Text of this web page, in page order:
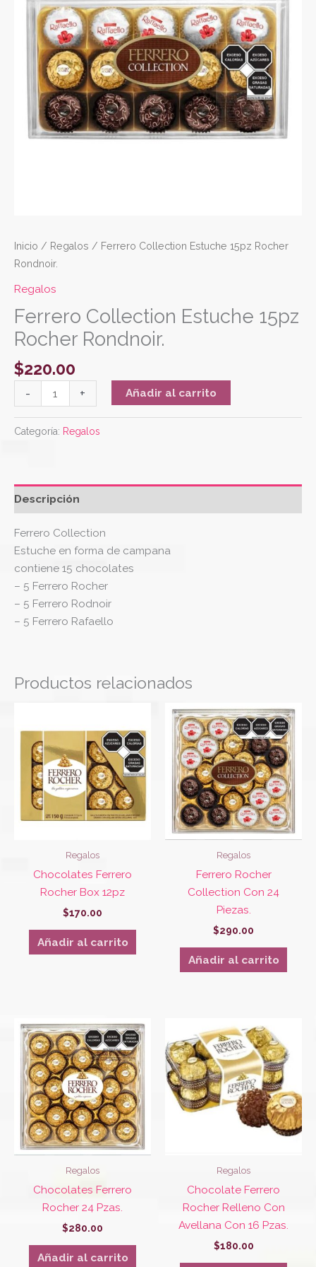
Inicio / Regalos / Ferrero Collection Estuche 15pz Rocher
Rondnoir.
Regalos
Ferrero Collection Estuche 15pz
Rocher Rondnoir.
$220.00
-
Rocher
Rondnoir.
cantidad
+ Añadir al carrito
Categoría: Regalos
Descripción
Ferrero Collection
Estuche en forma de campana
contiene 15 chocolates
– 5 Ferrero Rocher
– 5 Ferrero Rodnoir
– 5 Ferrero Rafaello
Productos relacionados
Regalos
Chocolates Ferrero
Rocher Box 12pz
$170.00
Añadir al carrito
Regalos
Ferrero Rocher
Collection Con 24
Piezas.
$290.00
Añadir al carrito
Regalos
Chocolates Ferrero
Rocher 24 Pzas.
$280.00
Añadir al carrito
Regalos
Chocolate Ferrero
Rocher Relleno Con
Avellana Con 16 Pzas.
$180.00